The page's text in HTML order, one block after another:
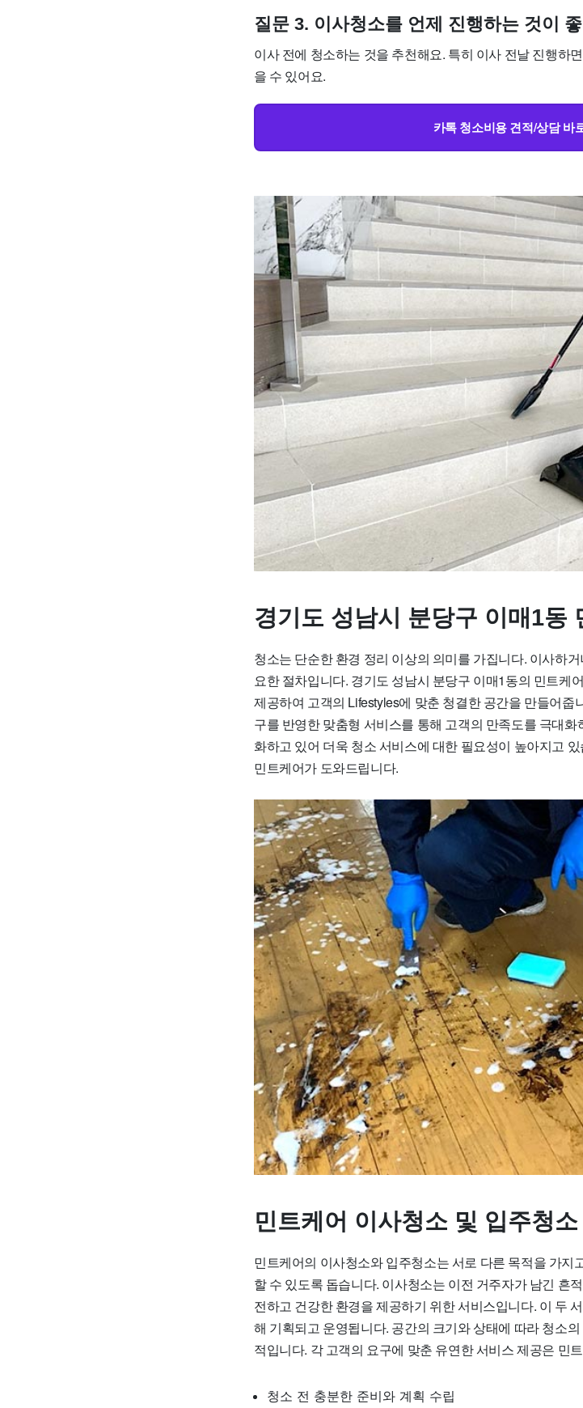
질문 3. 이사청소를 언제 진행하는 것이
이사 전에 청소하는 것을 추천해요. 특히 이사 전날 진행하
을 수 있어요.
카톡 청소비용 견적/상담 바
경기도 성남시 분당구 이매1동
청소는 단순한 환경 정리 이상의 의미를 가집니다. 이사하
요한 절차입니다. 경기도 성남시 분당구 이매1동의 민트케
제공하여 고객의 Lifestyles에 맞춘 청결한 공간을 만들어
구를 반영한 맞춤형 서비스를 통해 고객의 만족도를 극대
화하고 있어 더욱 청소 서비스에 대한 필요성이 높아지고
민트케어가 도와드립니다.
민트케어 이사청소 및 입주청
민트케어의 이사청소와 입주청소는 서로 다른 목적을 가지
할 수 있도록 돕습니다. 이사청소는 이전 거주자가 남긴 흔
전하고 건강한 환경을 제공하기 위한 서비스입니다. 이 두
해 기획되고 운영됩니다. 공간의 크기와 상태에 따라 청소
적입니다. 각 고객의 요구에 맞춘 유연한 서비스 제공은 민
청소 전 충분한 준비와 계획 수립